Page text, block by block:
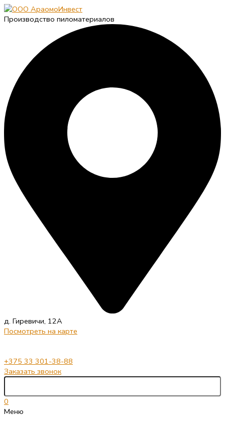
Производство пиломатериалов
д. Гиревичи, 12А
Посмотреть на карте
+375 33 301-38-88
Заказать звонок
0
Меню